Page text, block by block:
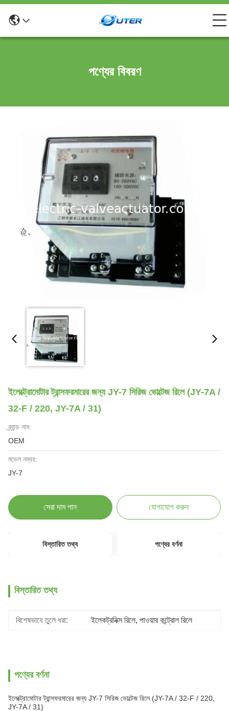
পণ্যের বিবরণ
ইলেক্ট্রোমোটার ট্রান্সফরমারের জন্য JY-7 সিরিজ ভোল্টেজ রিলে (JY-7A /
32-F / 220, JY-7A / 31)
ব্র্যান্ড নাম:
OEM
মডেল নম্বর:
JY-7
সেরা দাম পান যোগাযোগ করুন
বিস্তারিত তথ্য পণ্যের বর্ণনা
বিস্তারিত তথ্য
বিশেষভাবে তুলে ধরা: ইলেকট্রনিক্স রিলে, পাওয়ার কন্ট্রোল রিলে
পণ্যের বর্ণনা
ইলেক্ট্রোমোটার ট্রান্সফরমারের জন্য JY-7 সিরিজ ভোল্টেজ রিলে (JY-7A / 32-F / 220,
JY-7A / 31)